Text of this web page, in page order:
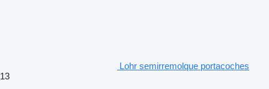
Lohr semirremolque portacoches
13